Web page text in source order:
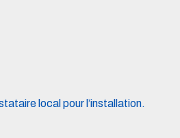
local pour l’installation.